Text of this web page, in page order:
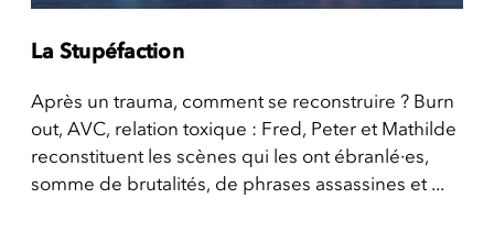
La Stupéfaction
Après un trauma, comment se reconstruire ? Burn
out, AVC, relation toxique : Fred, Peter et Mathilde
reconstituent les scènes qui les ont ébranlé·es,
somme de brutalités, de phrases assassines et ...